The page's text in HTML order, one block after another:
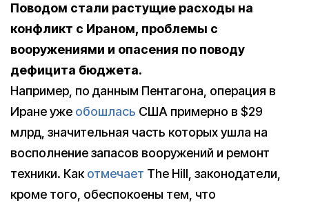
Поводом стали растущие расходы на
конфликт с Ираном, проблемы с
вооружениями и опасения по поводу
дефицита бюджета.
Например, по данным Пентагона, операция в
Иране уже обошлась США примерно в $29
млрд, значительная часть которых ушла на
восполнение запасов вооружений и ремонт
техники. Какотмечает The Hill, законодатели,
кроме того, обеспокоены тем, что